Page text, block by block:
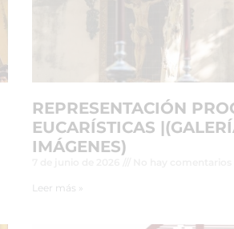
REPRESENTACIÓN
EUCARÍSTICAS
IMÁGENES)
Leer más »